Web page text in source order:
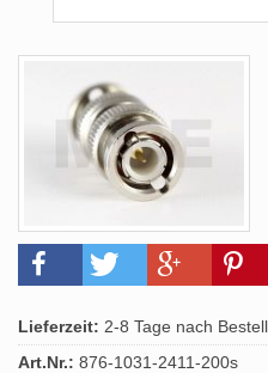
Lieferzeit: 2-8 Tage nach
Art.Nr.: 876-1031-2411-200s